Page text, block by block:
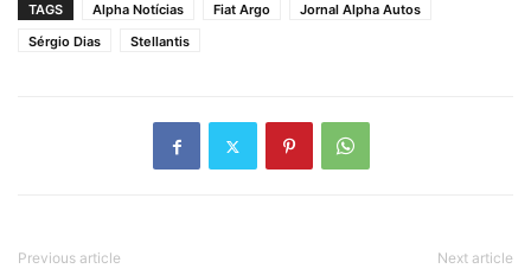
TAGS Alpha Notícias Fiat Argo
Jornal Alpha Autos
Sérgio Dias
Stellantis
Previous article Next article